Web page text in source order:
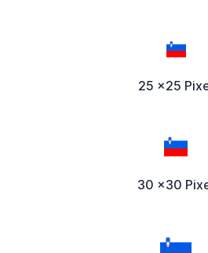
25 x25
30 x30